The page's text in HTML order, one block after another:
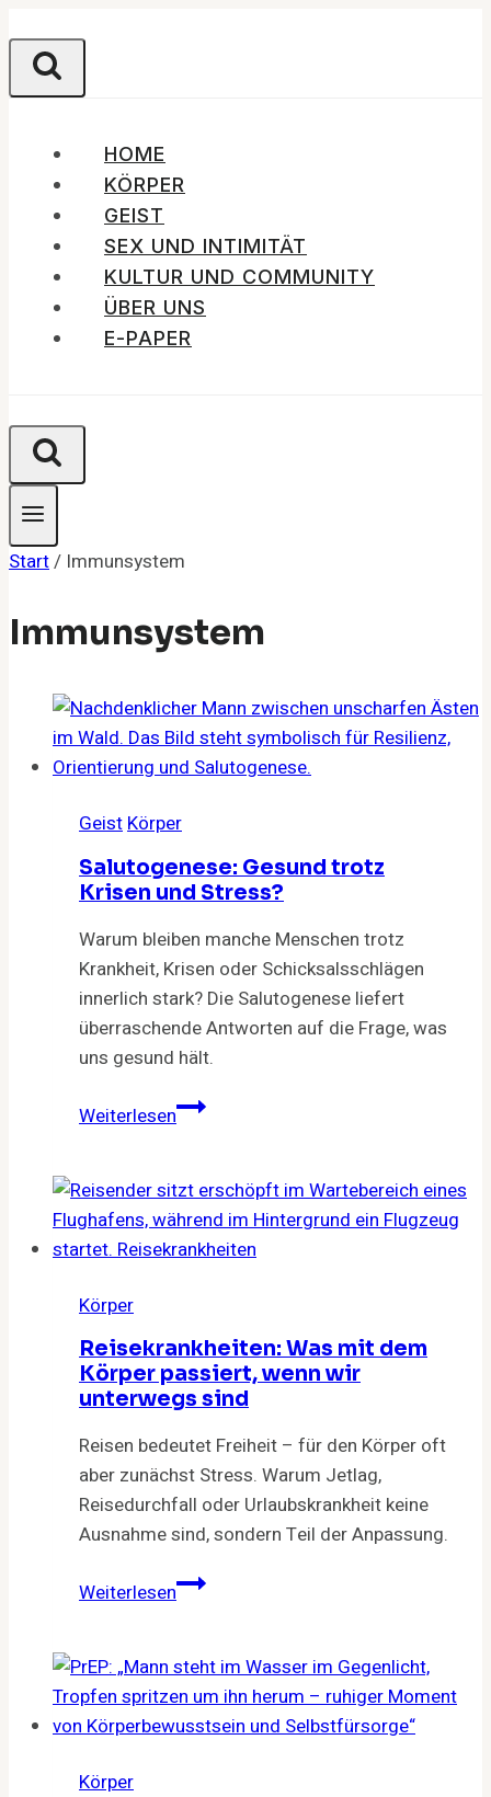
Inhalt
springen
HOME
KÖRPER
GEIST
SEX UND INTIMITÄT
KULTUR UND COMMUNITY
ÜBER UNS
E-PAPER
Start/ Immunsystem
Immunsystem
Geist Körper
Salutogenese: Gesund trotz
Krisen und Stress?
Warum bleiben manche Menschen trotz
Krankheit, Krisen oder Schicksalsschlägen
innerlich stark? Die Salutogenese liefert
überraschende Antworten auf die Frage, was
uns gesund hält.
WeiterlesenSalutogenese:
Krisen
und
Stress?
Körper
Reisekrankheiten: Was mit dem
Körper passiert, wenn wir
unterwegs sind
Reisen bedeutet Freiheit – für den Körper oft
aber zunächst Stress. Warum Jetlag,
Reisedurchfall oder Urlaubskrankheit keine
Ausnahme sind, sondern Teil der Anpassung.
WeiterlesenReisekrankheiten:
dem
Körper
passiert,
Körper